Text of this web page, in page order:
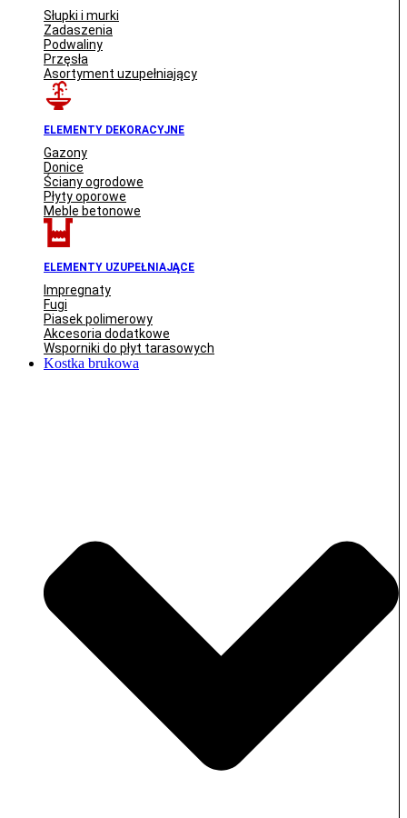
Słupki i murki
Zadaszenia
Podwaliny
Przęsła
Asortyment uzupełniający
ELEMENTY DEKORACYJNE
Gazony
Donice
Ściany ogrodowe
Płyty oporowe
Meble betonowe
ELEMENTY UZUPEŁNIAJĄCE
Impregnaty
Fugi
Piasek polimerowy
Akcesoria dodatkowe
Wsporniki do płyt tarasowych
Kostka brukowa